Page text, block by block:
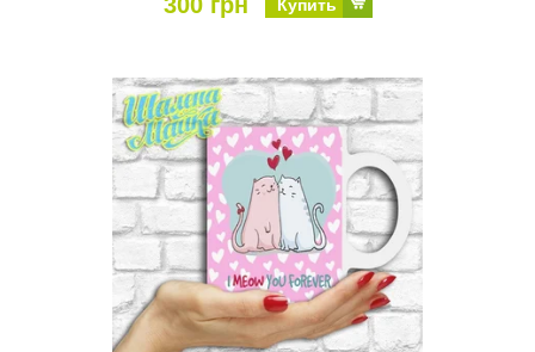
Купить